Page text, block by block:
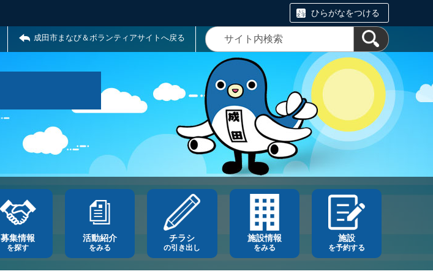
ひらがなをつける
成田市まなび＆ボランティアサイトへ戻る
募集情報
を探す
活動紹介
をみる
チラシ
の引き出し
施設情報
をみる
施設
を予約する